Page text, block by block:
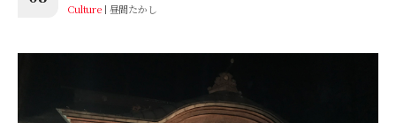
Culture 昼間たかし